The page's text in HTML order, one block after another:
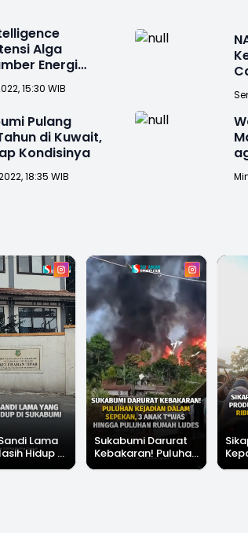
Alga
Energi
15:30 WIB
Pulang
di Kuwait,
Kondisinya
18:35 WIB
Lama
Hidup di
Sukabumi Darurat
Kebakaran! Puluhan